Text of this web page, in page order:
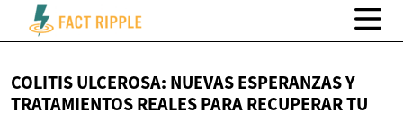
COLITIS ULCEROSA: NUEVAS ESPERANZAS Y
TRATAMIENTOS REALES PARA RECUPERARTU